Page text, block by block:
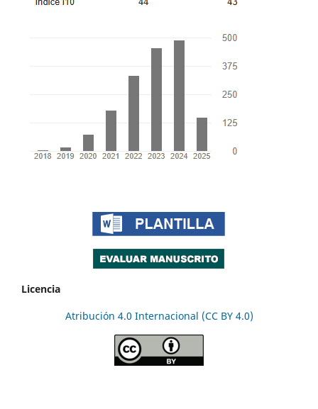
Licencia
Atribución 4.0 Internacional (CC BY 4.0)